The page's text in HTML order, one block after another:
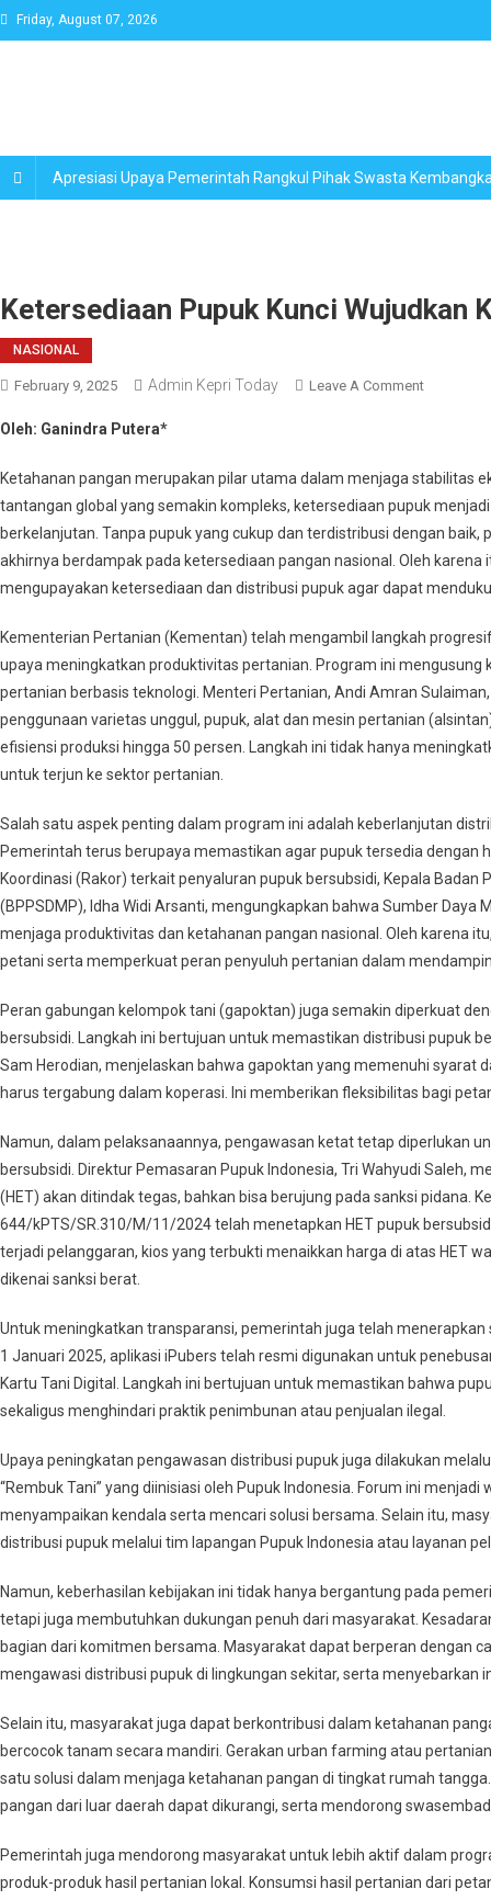
Skip
to
Friday, August 07, 2026
Apresiasi Upaya Pemerintah Rangkul Pihak Swasta
Ketersediaan Pupuk Kunci Wujudkan
NASIONAL
February 9, 2025 Admin Kepri Today Leave A CommentOn
Wujudkan
Ketahanan
Pangan
Oleh: Ganindra Putera*
Ketahanan pangan merupakan pilar utama dalam menjaga stabilitas
tantangan global yang semakin kompleks, ketersediaan pupuk
berkelanjutan. Tanpa pupuk yang cukup dan terdistribusi dengan
akhirnya berdampak pada ketersediaan pangan nasional. Oleh
mengupayakan ketersediaan dan distribusi pupuk agar dapat
Kementerian Pertanian (Kementan) telah mengambil langkah
upaya meningkatkan produktivitas pertanian. Program ini
pertanian berbasis teknologi. Menteri Pertanian, Andi Amran
penggunaan varietas unggul, pupuk, alat dan mesin pertanian
efisiensi produksi hingga 50 persen. Langkah ini tidak hanya
untuk terjun ke sektor pertanian.
Salah satu aspek penting dalam program ini adalah keberlanjutan
Pemerintah terus berupaya memastikan agar pupuk tersedia dengan
Koordinasi (Rakor) terkait penyaluran pupuk bersubsidi, Kepala
(BPPSDMP), Idha Widi Arsanti, mengungkapkan bahwa Sumber
menjaga produktivitas dan ketahanan pangan nasional. Oleh karena
petani serta memperkuat peran penyuluh pertanian dalam
Peran gabungan kelompok tani (gapoktan) juga semakin diperkuat
bersubsidi. Langkah ini bertujuan untuk memastikan distribusi pupuk
Sam Herodian, menjelaskan bahwa gapoktan yang memenuhi syarat
harus tergabung dalam koperasi. Ini memberikan fleksibilitas bagi
Namun, dalam pelaksanaannya, pengawasan ketat tetap diperlukan
bersubsidi. Direktur Pemasaran Pupuk Indonesia, Tri Wahyudi Saleh,
(HET) akan ditindak tegas, bahkan bisa berujung pada sanksi pidana.
644/kPTS/SR.310/M/11/2024 telah menetapkan HET pupuk
terjadi pelanggaran, kios yang terbukti menaikkan harga di atas HET
dikenai sanksi berat.
Untuk meningkatkan transparansi, pemerintah juga telah
1 Januari 2025, aplikasi iPubers telah resmi digunakan untuk
Kartu Tani Digital. Langkah ini bertujuan untuk memastikan bahwa
sekaligus menghindari praktik penimbunan atau penjualan ilegal.
Upaya peningkatan pengawasan distribusi pupuk juga dilakukan
“Rembuk Tani” yang diinisiasi oleh Pupuk Indonesia. Forum ini
menyampaikan kendala serta mencari solusi bersama. Selain itu,
distribusi pupuk melalui tim lapangan Pupuk Indonesia atau layanan
Namun, keberhasilan kebijakan ini tidak hanya bergantung pada
tetapi juga membutuhkan dukungan penuh dari masyarakat.
bagian dari komitmen bersama. Masyarakat dapat berperan dengan
mengawasi distribusi pupuk di lingkungan sekitar, serta
Selain itu, masyarakat juga dapat berkontribusi dalam ketahanan
bercocok tanam secara mandiri. Gerakan urban farming atau
satu solusi dalam menjaga ketahanan pangan di tingkat rumah
pangan dari luar daerah dapat dikurangi, serta mendorong
Pemerintah juga mendorong masyarakat untuk lebih aktif dalam
produk-produk hasil pertanian lokal. Konsumsi hasil pertanian dari